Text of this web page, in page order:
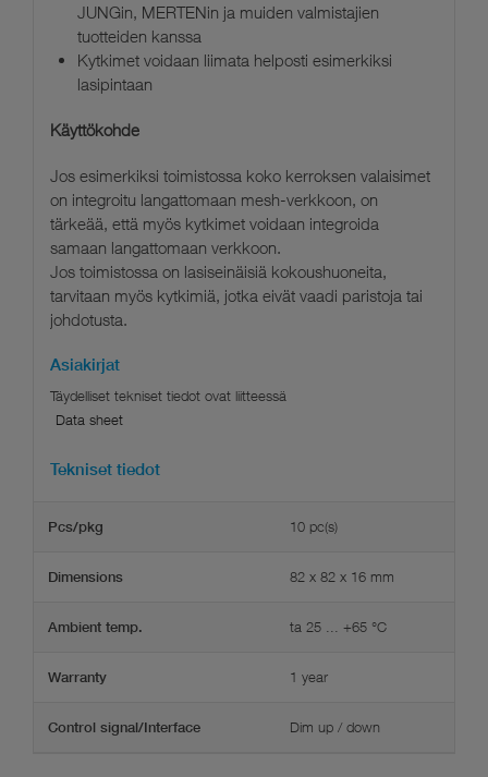
JUNGin, MERTENin ja muiden valmistajien
tuotteiden kanssa
Kytkimet voidaan liimata helposti esimerkiksi
lasipintaan
Käyttökohde
Jos esimerkiksi toimistossa koko kerroksen valaisimet
on integroitu langattomaan mesh-verkkoon, on
tärkeää, että myös kytkimet voidaan integroida
samaan langattomaan verkkoon.
Jos toimistossa on lasiseinäisiä kokoushuoneita,
tarvitaan myös kytkimiä, jotka eivät vaadi paristoja tai
johdotusta.
Asiakirjat
Data sheet
Tekniset tiedot
Pcs/pkg 10 pc(s)
Dimensions 82 x 82 x 16 mm
Ambient temp. ta 25 ... +65 °C
Warranty 1 year
Control signal/Interface Dim up / down